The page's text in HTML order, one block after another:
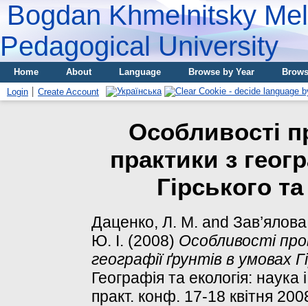
Bogdan Khmelnitsky
Pedagogical University
Home About Language Browse by Year
Login
Create Account
Особливості
практики з
Гірського
Даценко, Л. М. and
Ю. І. (2008) Особливості
географії ґрунтів в
Географія та екологія: наука
практ. конф. 17-18 квітня